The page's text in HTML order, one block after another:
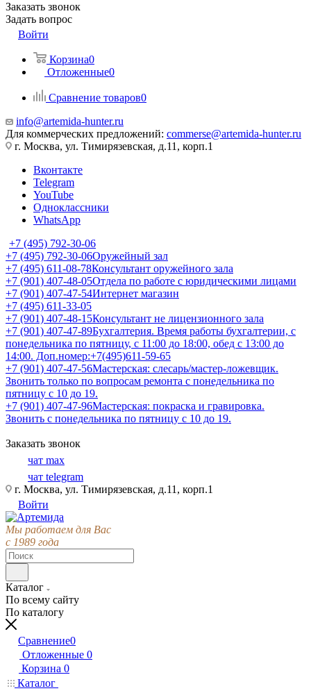
Заказать звонок
Задать вопрос
Войти
Корзина0
Отложенные0
Сравнение товаров0
info@artemida-hunter.ru
Для коммерческих предложений: commerse@artemida-hunter.ru
г. Москва, ул. Тимирязевская, д.11, корп.1
Вконтакте
Telegram
YouTube
Одноклассники
WhatsApp
+7 (495) 792-30-06
+7 (495) 792-30-06Оружейный зал
+7 (495) 611-08-78Консультант оружейного зала
+7 (901) 407-48-05Отдела по работе с юридическими лицами
+7 (901) 407-47-54Интернет магазин
+7 (495) 611-33-05
+7 (901) 407-48-15Консультант не лицензионного зала
+7 (901) 407-47-89Бухгалтерия. Время работы бухгалтерии, с
понедельника по пятницу, с 11:00 до 18:00, обед с 13:00 до
14:00. Доп.номер:+7(495)611-59-65
+7 (901) 407-47-56Мастерская: слесарь/мастер-ложевщик.
Звонить только по вопросам ремонта с понедельника по
пятницу с 10 до 19.
+7 (901) 407-47-96Мастерская: покраска и гравировка.
Звонить с понедельника по пятницу с 10 до 19.
Заказать звонок
чат max
чат telegram
г. Москва, ул. Тимирязевская, д.11, корп.1
Войти
Мы работаем для Вас
с 1989 года
Каталог
По всему сайту
По каталогу
Сравнение0
Отложенные 0
Корзина 0
Каталог